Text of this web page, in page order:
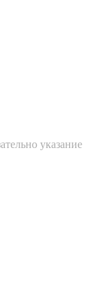
указание